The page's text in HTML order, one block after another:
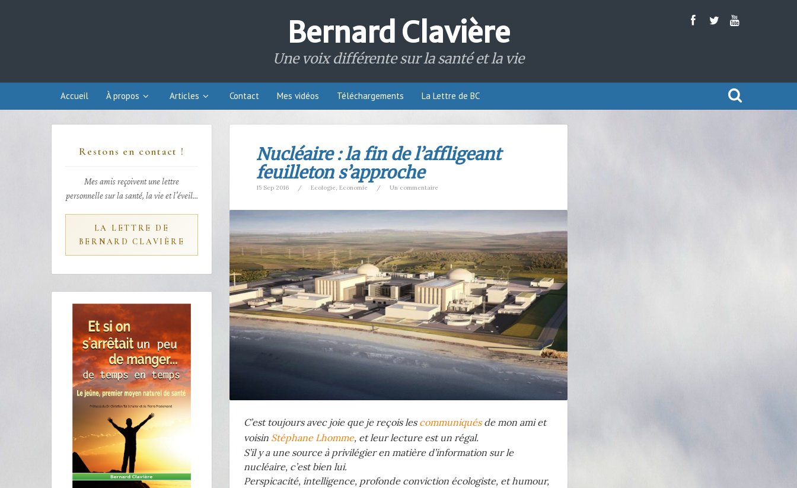
Bernard Clavière
Une voix différente sur la santé et la vie
Accueil À propos Articles Contact Mes vidéos Téléchargements La Lettre de BC
Nucléaire : la fin de l’affligeant
feuilleton s’approche
15 Sep 2016 / Ecologie, Economie / Un commentaire
C’est toujours avec joie que je reçois les communiquésde mon ami et
voisin Stéphane Lhomme, et leur lecture est un régal.
S’il y a une source à privilégier en matière d’information sur le
nucléaire, c’est bien lui.
Perspicacité, intelligence, profonde conviction écologiste, et humour,
Restons en contact !
Mes amis reçoivent une lettre
personnelle sur la santé, la vie et l'éveil...
LA LETTRE DE
BERNARD CLAVIÈRE